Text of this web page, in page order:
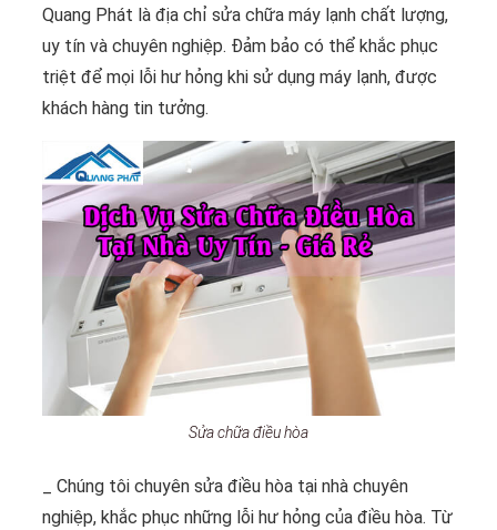
Quang Phát là địa chỉ sửa chữa máy lạnh chất lượng,
uy tín và chuyên nghiệp. Đảm bảo có thể khắc phục
triệt để mọi lỗi hư hỏng khi sử dụng máy lạnh, được
khách hàng tin tưởng.
Sửa chữa điều hòa
_ Chúng tôi chuyên sửa điều hòa tại nhà chuyên
nghiệp, khắc phục những lỗi hư hỏng của điều hòa. Từ